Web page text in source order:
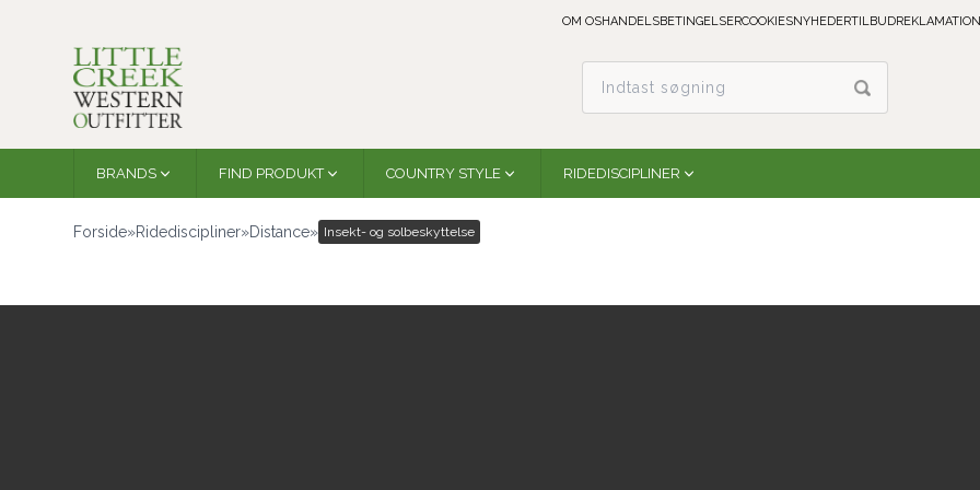
OM OSHANDELSBETINGELSERCOOKIESNYHEDERTILBUD
BRANDS FIND PRODUKT COUNTRY STYLE RIDEDISCIPLINER
Forside»Ridediscipliner»Distance» Insekt- og solbeskyttelse